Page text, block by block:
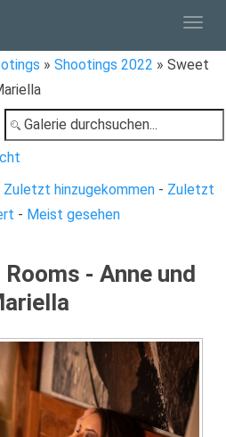
» Shootings 2022 » Sweet
Zuletzt hinzugekommen- Zuletzt
- Meist gesehen
- Anne und